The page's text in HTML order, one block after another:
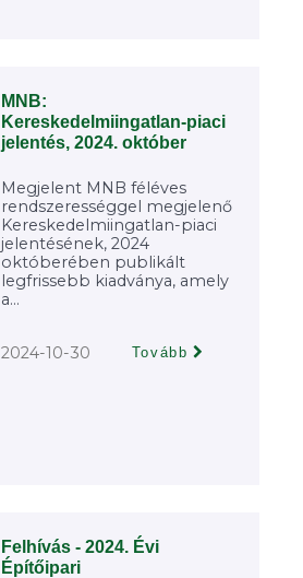
MNB:
Kereskedelmiingatlan-piaci
jelentés, 2024. október
Megjelent MNB féléves
rendszerességgel megjelenő
Kereskedelmiingatlan-piaci
jelentésének, 2024
októberében publikált
legfrissebb kiadványa, amely
a...
2024-10-30 Tovább
Felhívás - 2024. Évi
Építőipari